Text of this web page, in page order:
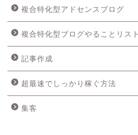
複合特化型アドセンスブログ
複合特化型ブログやることリスト
記事作成
超最速でしっかり稼ぐ方法
集客